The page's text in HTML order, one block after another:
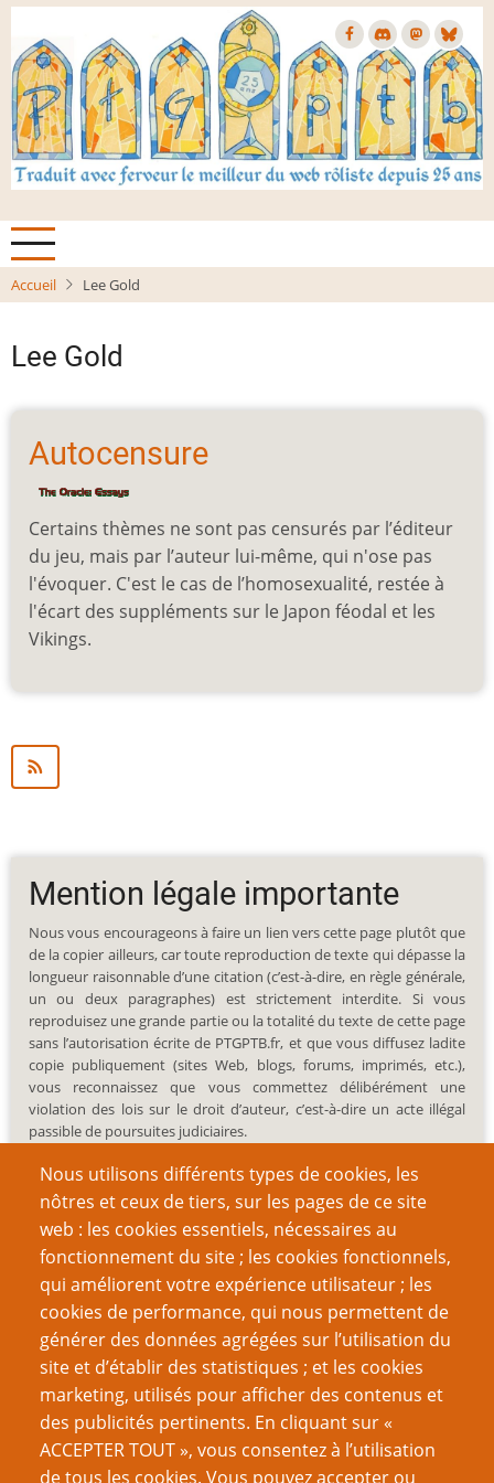
Aller
contenu
principal
Accueil Lee Gold
Lee Gold
Autocensure
Certains thèmes ne sont pas censurés par l’éditeur
du jeu, mais par l’auteur lui-même, qui n'ose pas
l'évoquer. C'est le cas de l’homosexualité, restée à
l'écart des suppléments sur le Japon féodal et les
Vikings.
Nous utilisons différents types de cookies, les
nôtres et ceux de tiers, sur les pages de ce site
web : les cookies essentiels, nécessaires au
fonctionnement du site ; les cookies fonctionnels,
qui améliorent votre expérience utilisateur ; les
cookies de performance, qui nous permettent de
générer des données agrégées sur l’utilisation du
site et d’établir des statistiques ; et les cookies
marketing, utilisés pour afficher des contenus et
des publicités pertinents. En cliquant sur «
ACCEPTER TOUT », vous consentez à l’utilisation
de tous les cookies. Vous pouvez accepter ou
Mention légale importante
Nous vous encourageons à faire un lien vers cette page plutôt que
de la copier ailleurs, car toute reproduction de texte qui dépasse la
longueur raisonnable d’une citation (c’est-à-dire, en règle générale,
un ou deux paragraphes) est strictement interdite. Si vous
reproduisez une grande partie ou la totalité du texte de cette page
sans l’autorisation écrite de PTGPTB.fr, et que vous diffusez ladite
copie publiquement (sites Web, blogs, forums, imprimés, etc.),
vous reconnaissez que vous commettez délibérément une
violation des lois sur le droit d’auteur, c’est-à-dire un acte illégal
passible de poursuites judiciaires.
Recherche
Nom d'utilisateur
Mot de passe